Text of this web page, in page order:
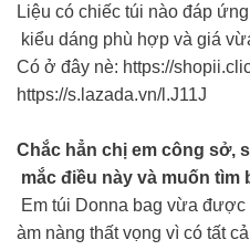
Liệu có chiếc túi nào đáp
kiểu dáng phù hợp và giá
Có ở đây nè: https://
https://s.lazada.vn/l.J11J
Chắc hẳn chị em công sở,
mắc điều này và muốn
Em túi Donna bag vừa được
àm nàng thất vọng vì có tất